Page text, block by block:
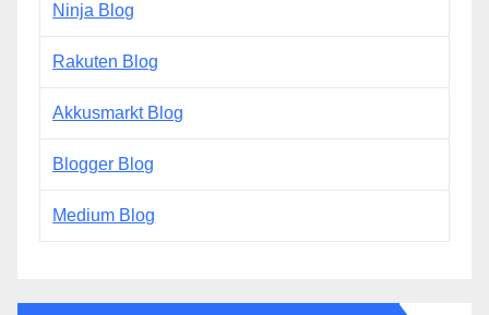
Ninja Blog
Rakuten Blog
Akkusmarkt Blog
Blogger Blog
Medium Blog